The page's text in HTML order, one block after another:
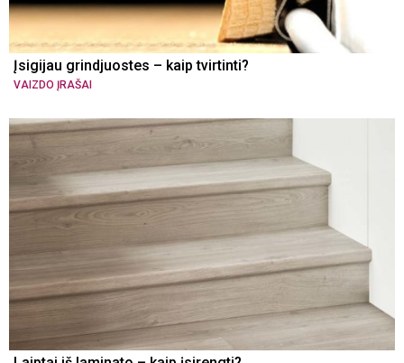
Įsigijau grindjuostes – kaip tvirtinti?
VAIZDO ĮRAŠAI